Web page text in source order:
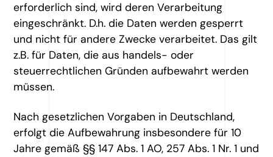
erforderlich sind, wird deren Verarbeitung
eingeschränkt. D.h. die Daten werden gesperrt
und nicht für andere Zwecke verarbeitet. Das gilt
z.B. für Daten, die aus handels- oder
steuerrechtlichen Gründen aufbewahrt werden
müssen.
Nach gesetzlichen Vorgaben in Deutschland,
erfolgt die Aufbewahrung insbesondere für 10
Jahre gemäß §§ 147 Abs. 1 AO, 257 Abs. 1 Nr. 1 und